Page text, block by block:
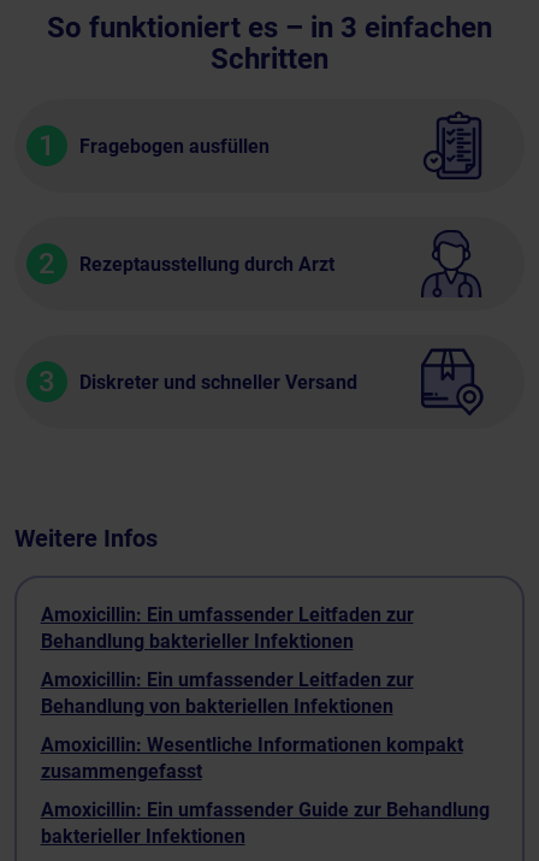
So funktioniert es – in 3 einfachen
Schritten
1 Fragebogen ausfüllen
2 Rezeptausstellung durch Arzt
3 Diskreter und schneller Versand
Weitere Infos
Amoxicillin: Ein umfassender Leitfaden zur
Behandlung bakterieller Infektionen
Amoxicillin: Ein umfassender Leitfaden zur
Behandlung von bakteriellen Infektionen
Amoxicillin: Wesentliche Informationen kompakt
zusammengefasst
Amoxicillin: Ein umfassender Guide zur Behandlung
bakterieller Infektionen